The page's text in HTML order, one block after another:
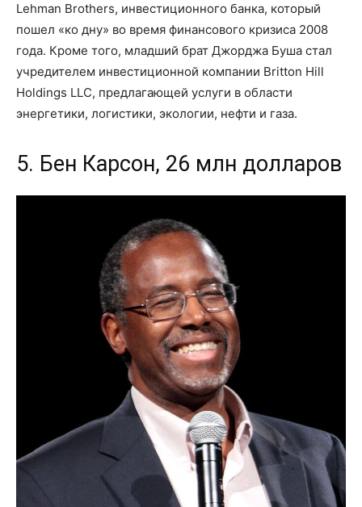
Lehman Brothers, инвестиционного банка, который
пошел «ко дну» во время финансового кризиса 2008
года. Кроме того, младший брат Джорджа Буша стал
учредителем инвестиционной компании Britton Hill
Holdings LLC, предлагающей услуги в области
энергетики, логистики, экологии, нефти и газа.
5. Бен Карсон, 26 млн долларов